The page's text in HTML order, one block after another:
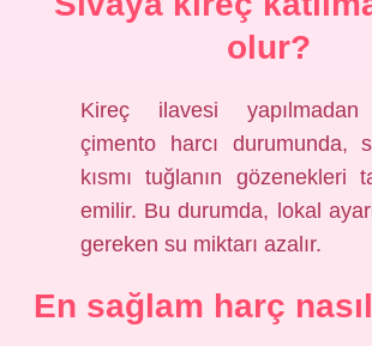
olur?
Kireç ilavesi yapılmadan
çimento harcı durumunda,
kısmı tuğlanın gözenekleri
emilir. Bu durumda, lokal
gereken su miktarı azalır.
En sağlam harç